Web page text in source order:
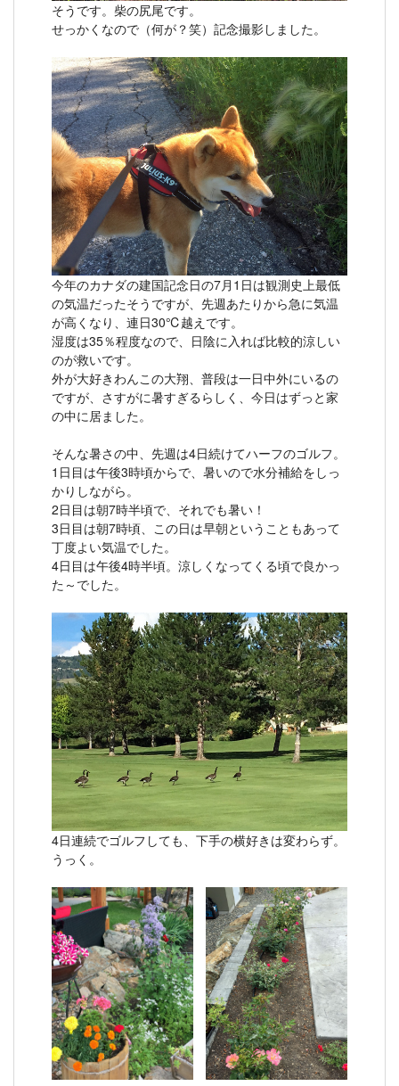
そうです。柴の尻尾です。
せっかくなので（何が？笑）記念撮影しました。
今年のカナダの建国記念日の7月1日は観測史上最低
の気温だったそうですが、先週あたりから急に気温
が高くなり、連日30℃越えです。
湿度は35％程度なので、日陰に入れば比較的涼しい
のが救いです。
外が大好きわんこの大翔、普段は一日中外にいるの
ですが、さすがに暑すぎるらしく、今日はずっと家
の中に居ました。
そんな暑さの中、先週は4日続けてハーフのゴルフ。
1日目は午後3時頃からで、暑いので水分補給をしっ
かりしながら。
2日目は朝7時半頃で、それでも暑い！
3日目は朝7時頃、この日は早朝ということもあって
丁度よい気温でした。
4日目は午後4時半頃。涼しくなってくる頃で良かっ
た～でした。
4日連続でゴルフしても、下手の横好きは変わらず。
うっく。